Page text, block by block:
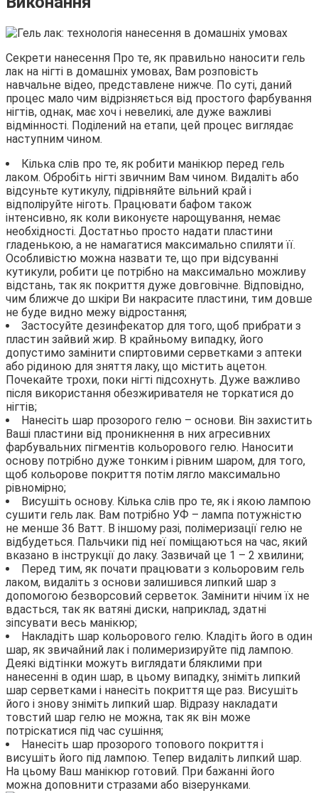
Секрети нанесення Про те, як правильно наносити гель
лак на нігті в домашніх умовах, Вам розповість
навчальне відео, представлене нижче. По суті, даний
процес мало чим відрізняється від простого фарбування
нігтів, однак, має хоч і невеликі, але дуже важливі
відмінності. Поділений на етапи, цей процес виглядає
наступним чином.
Кілька слів про те, як робити манікюр перед гель
лаком. Обробіть нігті звичним Вам чином. Видаліть або
відсуньте кутикулу, підрівняйте вільний край і
відполіруйте ніготь. Працювати бафом також
інтенсивно, як коли виконуєте нарощування, немає
необхідності. Достатньо просто надати пластини
гладенькою, а не намагатися максимально спиляти її.
Особливістю можна назвати те, що при відсуванні
кутикули, робити це потрібно на максимально можливу
відстань, так як покриття дуже довговічне. Відповідно,
чим ближче до шкіри Ви накрасите пластини, тим довше
не буде видно межу відростання;
Застосуйте дезинфекатор для того, щоб прибрати з
пластин зайвий жир. В крайньому випадку, його
допустимо замінити спиртовими серветками з аптеки
або рідиною для зняття лаку, що містить ацетон.
Почекайте трохи, поки нігті підсохнуть. Дуже важливо
після використання обезжиривателя не торкатися до
нігтів;
Нанесіть шар прозорого гелю – основи. Він захистить
Ваші пластини від проникнення в них агресивних
фарбувальних пігментів кольорового гелю. Наносити
основу потрібно дуже тонким і рівним шаром, для того,
щоб кольорове покриття потім лягло максимально
рівномірно;
Висушіть основу. Кілька слів про те, як і якою лампою
сушити гель лак. Вам потрібно УФ – лампа потужністю
не менше 36 Ватт. В іншому разі, полімеризації гелю не
відбудеться. Пальчики під неї поміщаються на час, який
вказано в інструкції до лаку. Зазвичай це 1 – 2 хвилини;
Перед тим, як почати працювати з кольоровим гель
лаком, видаліть з основи залишився липкий шар з
допомогою безворсовий серветок. Замінити нічим їх не
вдасться, так як ватяні диски, наприклад, здатні
зіпсувати весь манікюр;
Накладіть шар кольорового гелю. Кладіть його в один
шар, як звичайний лак і полимеризируйте під лампою.
Деякі відтінки можуть виглядати бляклими при
нанесенні в один шар, в цьому випадку, зніміть липкий
шар серветками і нанесіть покриття ще раз. Висушіть
його і знову зніміть липкий шар. Відразу накладати
товстий шар гелю не можна, так як він може
потріскатися під час сушіння;
Нанесіть шар прозорого топового покриття і
висушіть його під лампою. Тепер видаліть липкий шар.
На цьому Ваш манікюр готовий. При бажанні його
можна доповнити стразами або візерунками.